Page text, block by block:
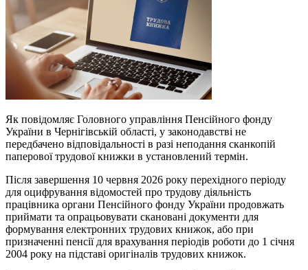
Як повідомляє Головного управління Пенсійного фонду
України в Чернігівській області, у законодавстві не
передбачено відповідальності в разі неподання сканкопій
паперової трудової книжки в установлений термін.
Після завершення 10 червня 2026 року перехідного періоду
для оцифрування відомостей про трудову діяльність
працівника органи Пенсійного фонду України продовжать
приймати та опрацьовувати скановані документи для
формування електронних трудових книжок, або при
призначенні пенсії для врахування періодів роботи до 1 січня
2004 року на підставі оригіналів трудових книжок.